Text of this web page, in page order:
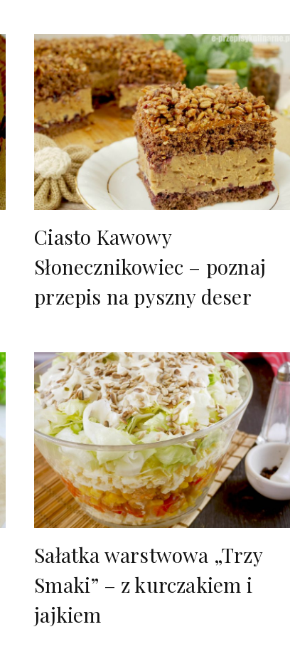
Ciasto Kawowy
Słonecznikowiec – poznaj
przepis na pyszny deser
Sałatka warstwowa „Trzy
Smaki” – z kurczakiem i
jajkiem